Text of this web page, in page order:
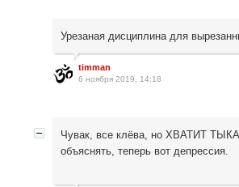
Урезаная дисциплина для
timman
6 ноября 2019, 14:18
Чувак, все клёва, но ХВАТИТ
объяснять, теперь вот депрессия.